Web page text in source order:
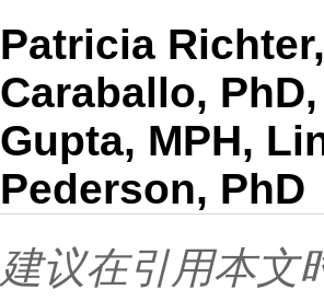
Patricia
Caraballo,
Gupta, MPH,
Pederson, PhD
建议在引用本文